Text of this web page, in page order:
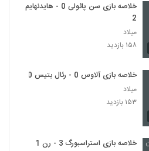
خلاصه بازی سن پائولی 0 - هایدنهایم
2
میلاد
۱۵۸ بازدید
خلاصه بازی آلاوس 0 - رئال بتیس 0
میلاد
۱۵۳ بازدید
خلاصه بازی استراسبورگ 3 - رن 1